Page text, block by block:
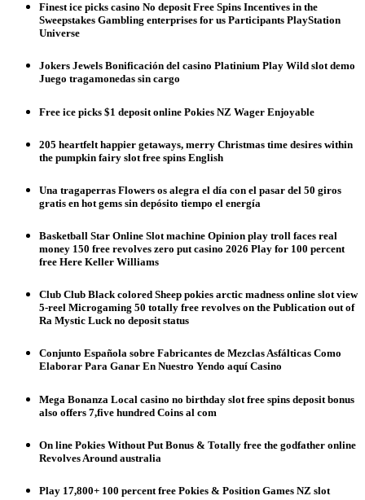
Finest ice picks casino No deposit Free Spins Incentives in the
Sweepstakes Gambling enterprises for us Participants PlayStation
Universe
Jokers Jewels Bonificación del casino Platinium Play Wild slot demo
Juego tragamonedas sin cargo
Free ice picks $1 deposit online Pokies NZ Wager Enjoyable
205 heartfelt happier getaways, merry Christmas time desires within
the pumpkin fairy slot free spins English
Una tragaperras Flowers os alegra el día con el pasar del 50 giros
gratis en hot gems sin depósito tiempo el energía
Basketball Star Online Slot machine Opinion play troll faces real
money 150 free revolves zero put casino 2026 Play for 100 percent
free Here Keller Williams
Club Club Black colored Sheep pokies arctic madness online slot view
5-reel Microgaming 50 totally free revolves on the Publication out of
Ra Mystic Luck no deposit status
Conjunto Española sobre Fabricantes de Mezclas Asfálticas Como
Elaborar Para Ganar En Nuestro Yendo aquí Casino
Mega Bonanza Local casino no birthday slot free spins deposit bonus
also offers 7,five hundred Coins al com
On line Pokies Without Put Bonus & Totally free the godfather online
Revolves Around australia
Play 17,800+ 100 percent free Pokies & Position Games NZ slot